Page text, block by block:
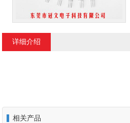
详细介绍
相关产品